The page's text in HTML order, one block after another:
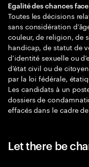
Egalité des chances
Toutes les décisions
sans considération
couleur, de religion, de
handicap, de statut de
d’identité sexuelle ou
d’état civil ou de
par la loi fédérale,
Les candidats à un
dossiers de
effacés dans le cadre
Let there be